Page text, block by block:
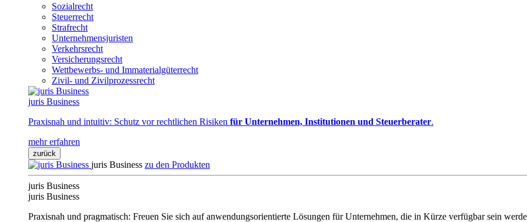
Sozialrecht
Steuerrecht
Strafrecht
Unternehmensjuristen
Verkehrsrecht
Versicherungsrecht
Wettbewerbs- und Immaterialgüterrecht
Zivil- und Zivilprozessrecht
juris Business
Praxisnah und intuitiv: Schutz vor rechtlichen Risiken für Unternehmen, Institutionen und Steuerberater.
mehr erfahren
zurück
juris Business zu den Produkten
juris Business
juris Business
Praxisnah und pragmatisch: Freuen Sie sich auf anwendungsorientierte Lösungen für Unternehmen, die in Kürze verfügbar sein